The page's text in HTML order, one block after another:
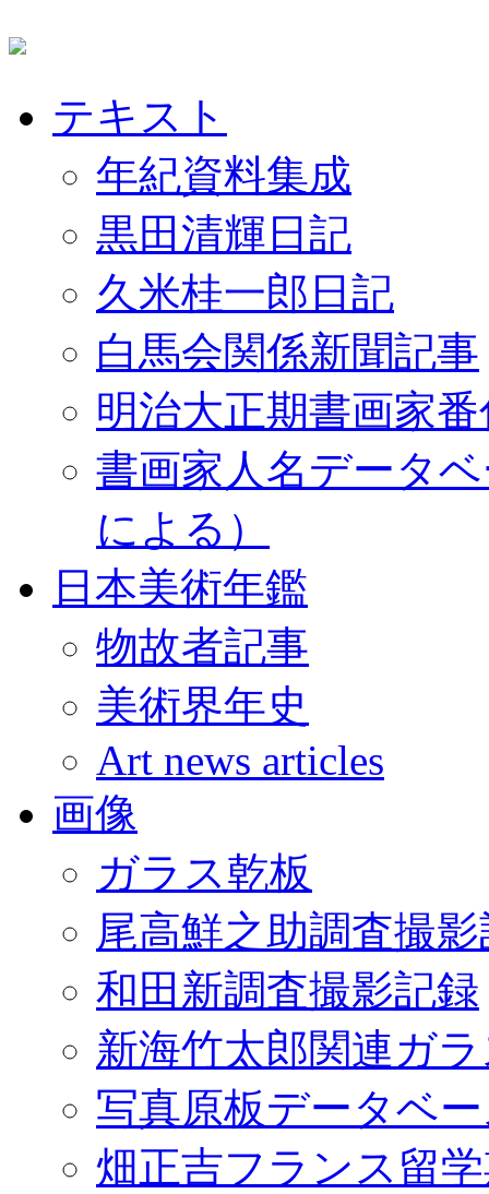
テキスト
年紀資料集成
黒田清輝日記
久米桂一郎日記
白馬会関係新聞記事
明治大正期書画家
書画家人名データ
による）
日本美術年鑑
物故者記事
美術界年史
Art news articles
画像
ガラス乾板
尾高鮮之助調査撮
和田新調査撮影記録
新海竹太郎関連ガ
写真原板データベ
畑正吉フランス留